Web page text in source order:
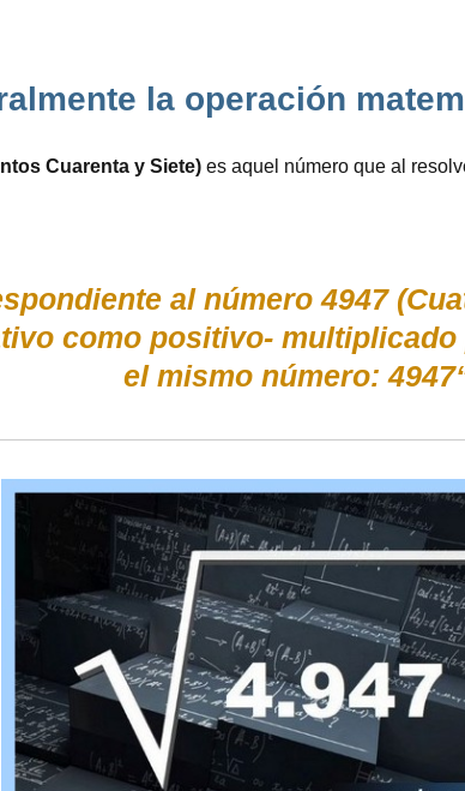
la operación
Cuarenta y Siete) es aquel número que al
al número 4947
como positivo-
el mismo número: